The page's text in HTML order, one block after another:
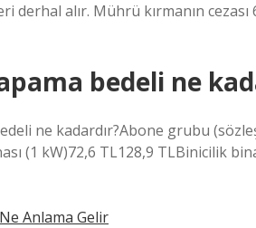
alır. Mührü kırmanın cezası
bedeli ne
ne kadardır?Abone grubu
(1 kW)72,6 TL128,9 TLBinicilik
Anlama Gelir